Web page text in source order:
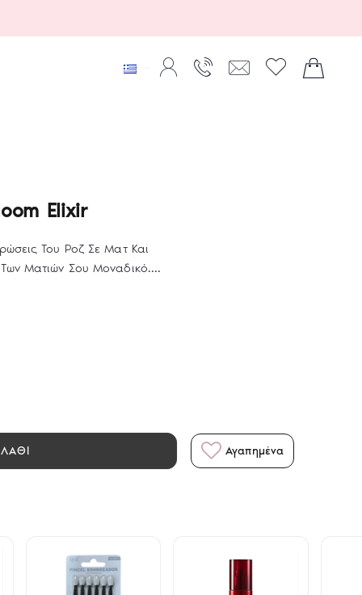
Elixir
Του Ροζ Σε Ματ Και
Ματιών Σου Μοναδικό....
Αγαπημένα